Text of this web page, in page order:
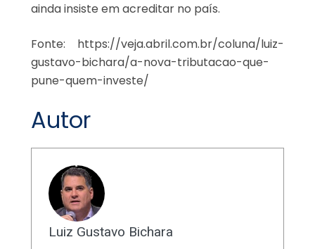
ainda insiste em acreditar no país.
Fonte: https://veja.abril.com.br/coluna/luiz-
gustavo-bichara/a-nova-tributacao-que-
pune-quem-investe/
Autor
Luiz Gustavo Bichara